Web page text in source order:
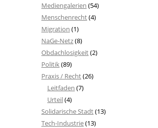
Mediengalerien (54)
Menschenrecht(4)
Migration (1)
NaGe-Netz(8)
Obdachlosigkeit(2)
Politik(89)
Praxis / Recht(26)
Leitfaden (7)
Urteil(4)
Solidarische Stadt(13)
Tech-Industrie(13)